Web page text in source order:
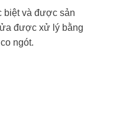
biệt và được sản
được xử lý bằng
ngót.